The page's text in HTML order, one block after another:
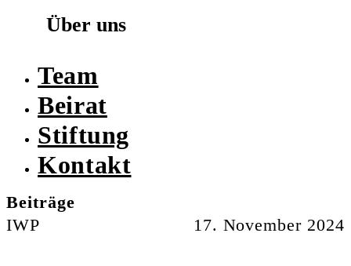
Über uns
Team
Beirat
Stiftung
Kontakt
Beiträge
IWP
17. November 2024